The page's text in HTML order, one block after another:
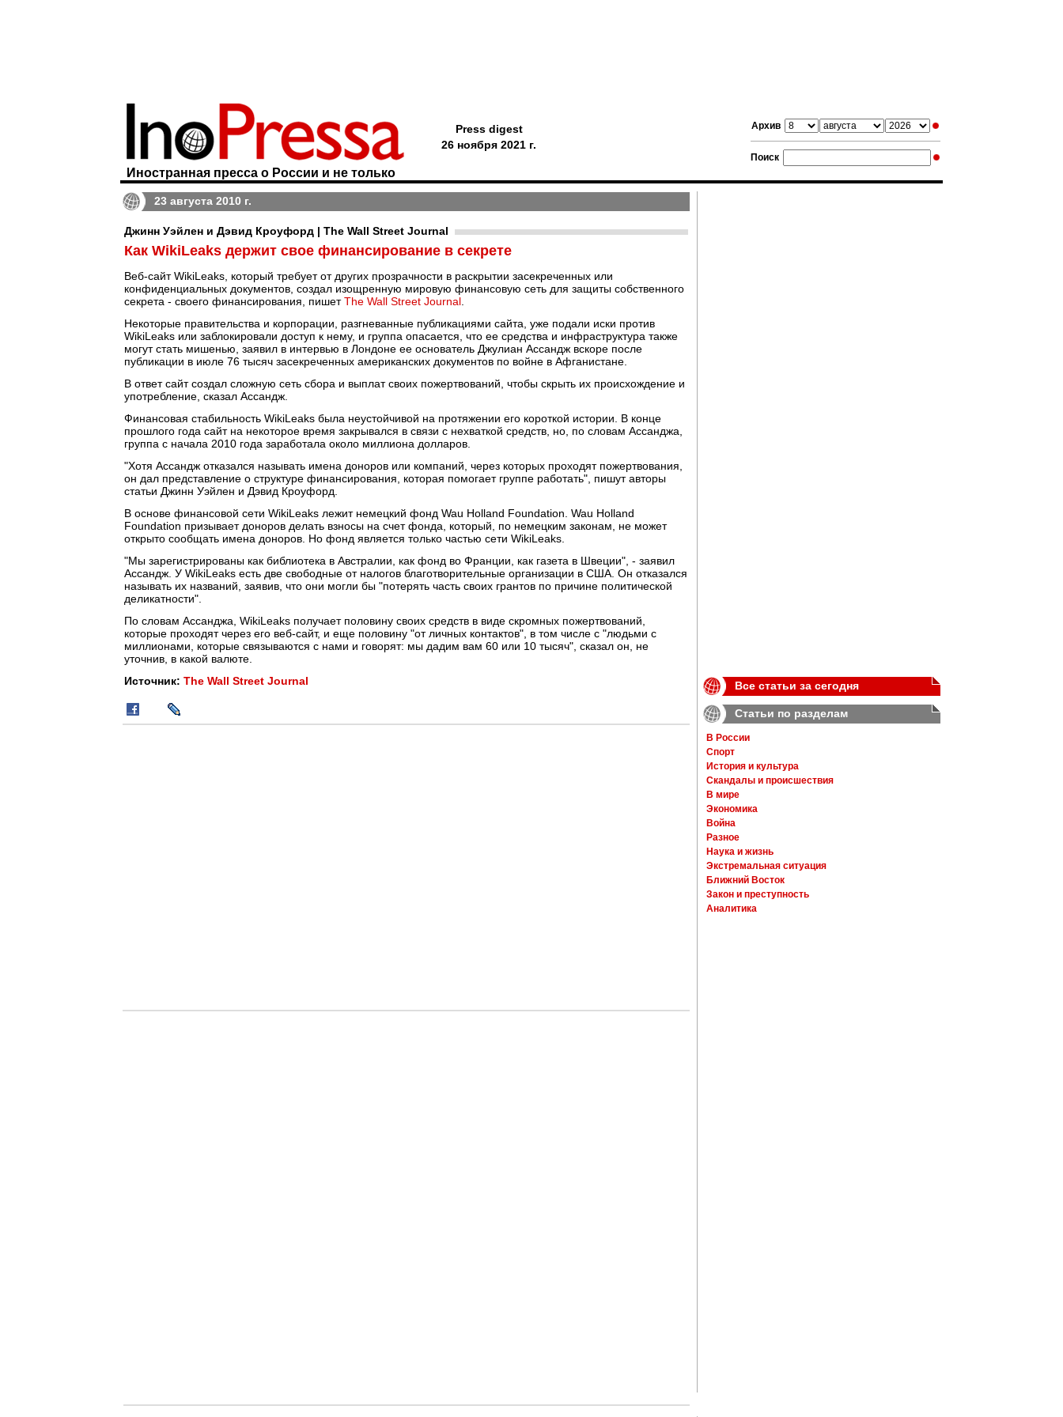
Архив
Поиск
Иностранная пресса о России и не только
Press digest
26 ноября 2021 г.
23 августа 2010 г.
Джинн Уэйлен и Дэвид Кроуфорд | The Wall Street Journal
Как WikiLeaks держит свое финансирование в секрете
Веб-сайт WikiLeaks, который требует от других прозрачности в раскрытии засекреченных или
конфиденциальных документов, создал изощренную мировую финансовую сеть для защиты собственного
секрета - своего финансирования, пишетThe Wall Street Journal
Некоторые правительства и корпорации, разгневанные публикациями сайта, уже подали иски против
WikiLeaks или заблокировали доступ к нему, и группа опасается, что ее средства и инфраструктура также
могут стать мишенью, заявил в интервью в Лондоне ее основатель Джулиан Ассандж вскоре после
публикации в июле 76 тысяч засекреченных американских документов по войне в Афганистане.
В ответ сайт создал сложную сеть сбора и выплат своих пожертвований, чтобы скрыть их происхождение и
употребление, сказал Ассандж.
Финансовая стабильность WikiLeaks была неустойчивой на протяжении его короткой истории. В конце
прошлого года сайт на некоторое время закрывался в связи с нехваткой средств, но, по словам Ассанджа,
группа с начала 2010 года заработала около миллиона долларов.
"Хотя Ассандж отказался называть имена доноров или компаний, через которых проходят пожертвования,
он дал представление о структуре финансирования, которая помогает группе работать", пишут авторы
статьи Джинн Уэйлен и Дэвид Кроуфорд.
В основе финансовой сети WikiLeaks лежит немецкий фонд Wau Holland Foundation. Wau Holland
Foundation призывает доноров делать взносы на счет фонда, который, по немецким законам, не может
открыто сообщать имена доноров. Но фонд является только частью сети WikiLeaks.
"Мы зарегистрированы как библиотека в Австралии, как фонд во Франции, как газета в Швеции", - заявил
Ассандж. У WikiLeaks есть две свободные от налогов благотворительные организации в США. Он отказался
называть их названий, заявив, что они могли бы "потерять часть своих грантов по причине политической
деликатности".
По словам Ассанджа, WikiLeaks получает половину своих средств в виде скромных пожертвований,
которые проходят через его веб-сайт, и еще половину "от личных контактов", в том числе с "людьми с
миллионами, которые связываются с нами и говорят: мы дадим вам 60 или 10 тысяч", сказал он, не
уточнив, в какой валюте.
Источник: The Wall Street Journal Все статьи за сегодня
Статьи по разделам
В России
Спорт
История и культура
Скандалы и происшествия
В мире
Экономика
Война
Разное
Наука и жизнь
Экстремальная ситуация
Ближний Восток
Закон и преступность
Аналитика